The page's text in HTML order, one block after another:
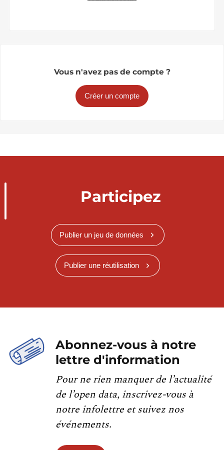
Vous n'avez pas de compte ?
Créer un compte
Participez
Publier un jeu de données
Publier une réutilisation
Abonnez-vous à notre
lettre d'information
Pour ne rien manquer de l’actualité
de l’open data, inscrivez-vous à
notre infolettre et suivez nos
événements.